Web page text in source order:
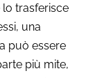
trasferisce
una
può essere
più mite,